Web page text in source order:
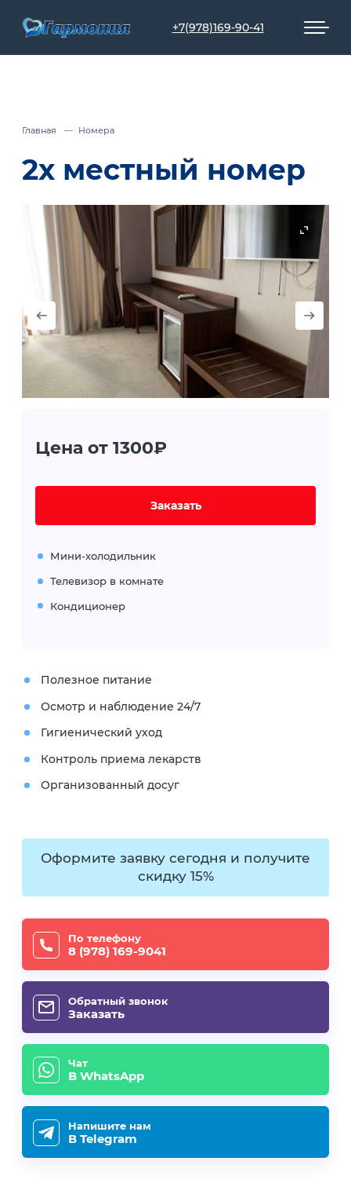
+7(978)169-90-41
Главная Номера
2х местный номер
Цена от 1300₽
Заказать
Мини-холодильник
Телевизор в комнате
Кондиционер
Полезное питание
Осмотр и наблюдение 24/7
Гигиенический уход
Контроль приема лекарств
Организованный досуг
Оформите заявку сегодня и получите
скидку 15%
По телефону
8 (978) 169-9041
Обратный звонок
Заказать
Чат
В WhatsApp
Напишите нам
В Telegram